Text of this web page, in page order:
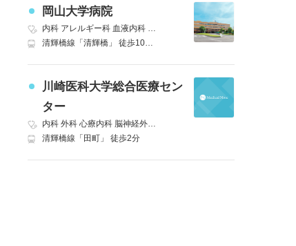
岡山大学病院
内科 アレルギー科 血液内科 リウマチ・膠原病内科外科
清輝橋線「清輝橋」 徒歩10分｜JR山陽本線(姫路～岡山)「岡山」バス利用可能(東口バスターミナル 岡電バス 大学病院入口、または大学病院構内下車) 車10分
川崎医科大学総合医療セン
ター
内科 外科 心療内科 脳神経外科
清輝橋線「田町」 徒歩2分